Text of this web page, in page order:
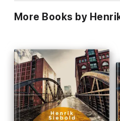
More Books by